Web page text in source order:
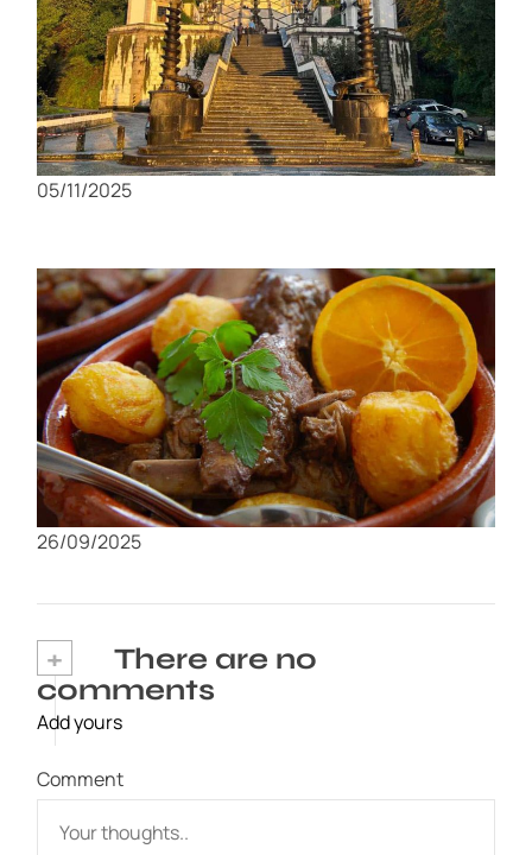
Senderismo en Bom Jesus do Monte: El
desafío espiritual de los 577 escalones
05/11/2025
Las 10 comidas imprescindibles de Coimbra:
¿Cuántas has probado?
26/09/2025
+
There are no
comments
Add yours
Comment